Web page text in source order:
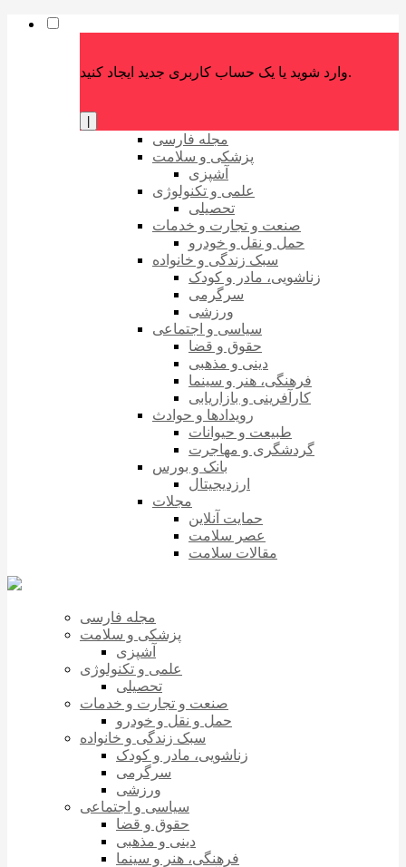
وارد شوید یا یک حساب کاربری جدید ایجاد کنید.
مجله فارسی
پزشکی و سلامت
آشپزی
علمی و تکنولوژی
تحصیلی
صنعت و تجارت و خدمات
حمل و نقل و خودرو
سبک زندگی و خانواده
زناشویی، مادر و کودک
سرگرمی
ورزشی
سیاسی و اجتماعی
حقوق و قضا
دینی و مذهبی
فرهنگی، هنر و سینما
کارآفرینی و بازاریابی
رویدادها و حوادث
طبیعت و حیوانات
گردشگری و مهاجرت
بانک و بورس
ارزدیجیتال
مجلات
حمایت آنلاین
عصر سلامت
مقالات سلامت
مجله فارسی
پزشکی و سلامت
آشپزی
علمی و تکنولوژی
تحصیلی
صنعت و تجارت و خدمات
حمل و نقل و خودرو
سبک زندگی و خانواده
زناشویی، مادر و کودک
سرگرمی
ورزشی
سیاسی و اجتماعی
حقوق و قضا
دینی و مذهبی
فرهنگی، هنر و سینما